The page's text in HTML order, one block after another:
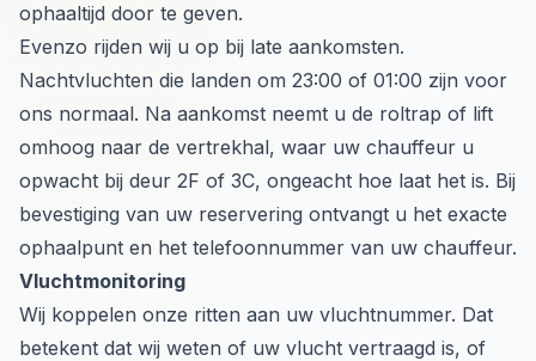
ophaaltijd door te geven.
Evenzo rijden wij u op bij late aankomsten.
Nachtvluchten die landen om 23:00 of 01:00 zijn voor
ons normaal. Na aankomst neemt u de roltrap of lift
omhoog naar de vertrekhal, waar uw chauffeur u
opwacht bij deur 2F of 3C, ongeacht hoe laat het is. Bij
bevestiging van uw reservering ontvangt u het exacte
ophaalpunt en het telefoonnummer van uw chauffeur.
Vluchtmonitoring
Wij koppelen onze ritten aan uw vluchtnummer. Dat
betekent dat wij weten of uw vlucht vertraagd is, of